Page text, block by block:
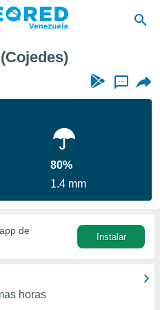
...
80%
1.4 mm
de
Instalar
horas